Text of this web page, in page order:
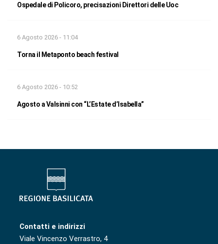
Ospedale di Policoro, precisazioni Direttori delle Uoc
6 Agosto 2026 - 11:04
Torna il Metaponto beach festival
6 Agosto 2026 - 10:52
Agosto a Valsinni con “L’Estate d’Isabella”
Contatti e indirizzi
Viale Vincenzo Verrastro, 4